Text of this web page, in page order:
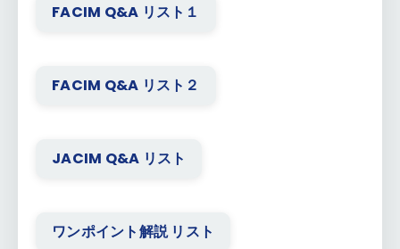
FACIM Q&A リスト１
FACIM Q&A リスト２
JACIM Q&A リスト
ワンポイント解説 リスト